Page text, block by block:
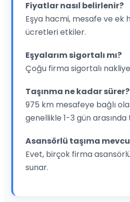
Fiyatlar nasıl belirlenir?
Eşya hacmi, mesafe ve ek
ücretleri etkiler.
Eşyalarım sigortalı mı?
Çoğu firma sigortalı
Taşınma ne kadar sürer?
975 km mesafeye bağlı
genellikle 1-3 gün
Asansörlü taşıma
Evet, birçok firma
sunar.